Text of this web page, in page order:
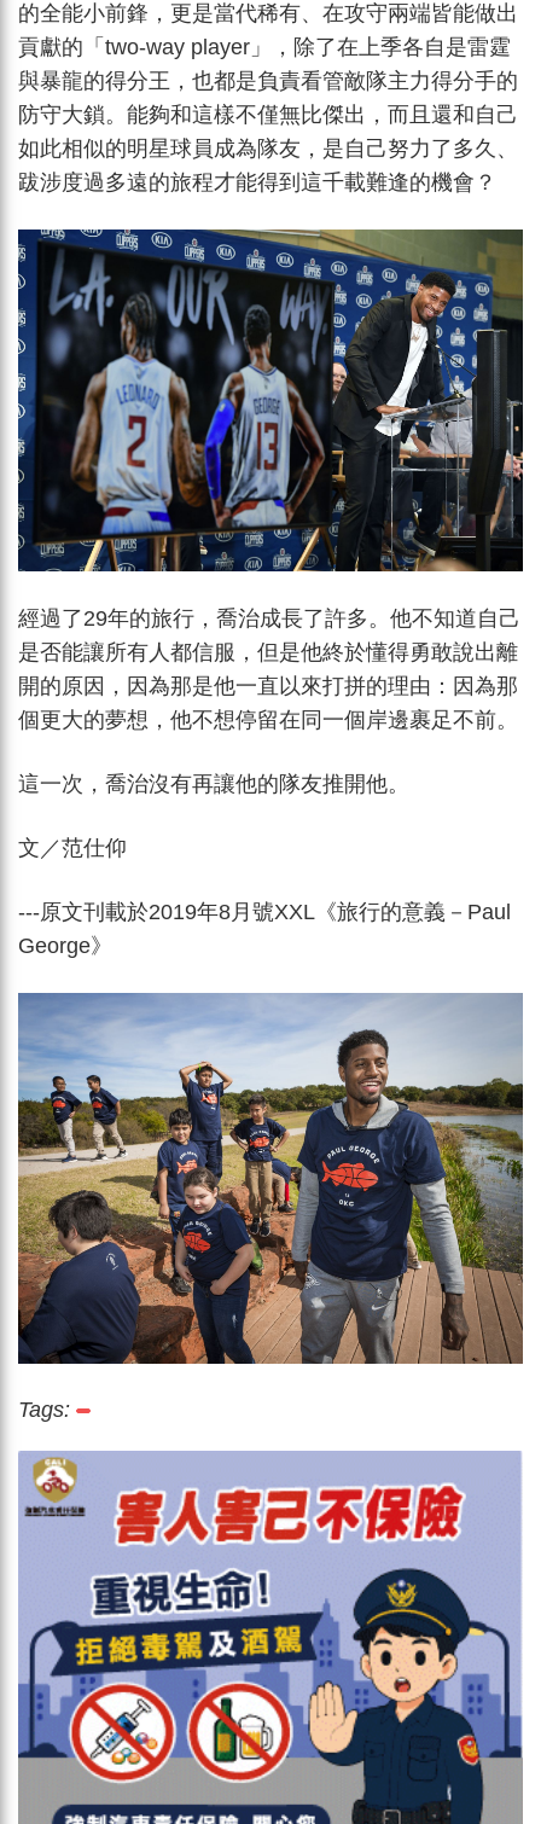
的全能小前鋒，更是當代稀有、在攻守兩端皆能做出
貢獻的「two-way player」，除了在上季各自是雷霆
與暴龍的得分王，也都是負責看管敵隊主力得分手的
防守大鎖。能夠和這樣不僅無比傑出，而且還和自己
如此相似的明星球員成為隊友，是自己努力了多久、
跋涉度過多遠的旅程才能得到這千載難逢的機會？
經過了29年的旅行，喬治成長了許多。他不知道自己
是否能讓所有人都信服，但是他終於懂得勇敢說出離
開的原因，因為那是他一直以來打拼的理由：因為那
個更大的夢想，他不想停留在同一個岸邊裹足不前。
這一次，喬治沒有再讓他的隊友推開他。
文／范仕仰
---原文刊載於2019年8月號XXL《旅行的意義－Paul
George》
Tags: